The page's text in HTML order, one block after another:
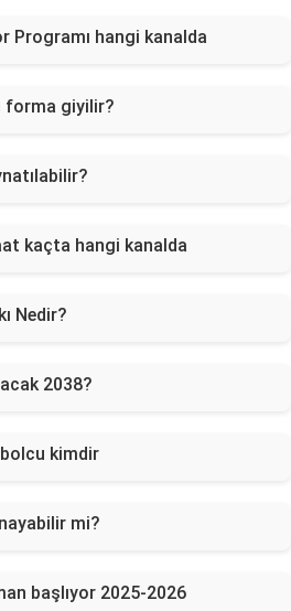
Programı hangi kanalda
forma giyilir?
kaçta hangi kanalda
Nedir?
2038?
kimdir
mi?
başlıyor 2025-2026